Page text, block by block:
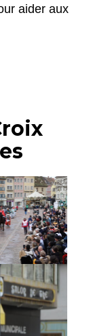
aider aux